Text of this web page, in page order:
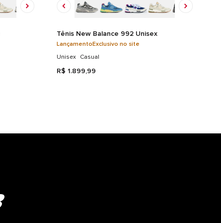
Tênis New Balance 992 Unisex
LançamentoExclusivo no site
Unisex
Casual
R$ 1.899,99